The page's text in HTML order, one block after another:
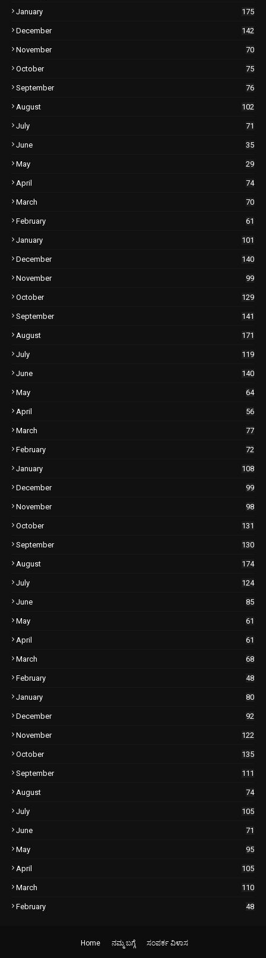
January 175
December 142
November 70
October 75
September 76
August 102
July 71
June 35
May 29
April 74
March 70
February 61
January 101
December 140
November 99
October 129
September 141
August 171
July 119
June 140
May 64
April 56
March 77
February 72
January 108
December 99
November 98
October 131
September 130
August 174
July 124
June 85
May 61
April 61
March 68
February 48
January 80
December 92
November 122
October 135
September 111
August 74
July 105
June 71
May 95
April 105
March 110
February 48
Home ನಮ್ಮ ಬಗ್ಗೆ ಸಂಪರ್ಕ ವಿಳಾಸ